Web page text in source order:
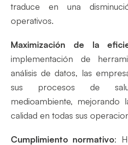
traduce en una
operativos.
Maximización de la
implementación de
análisis de datos, las
sus procesos de
medioambiente, mejorando
calidad en todas sus
Cumplimiento normativo: